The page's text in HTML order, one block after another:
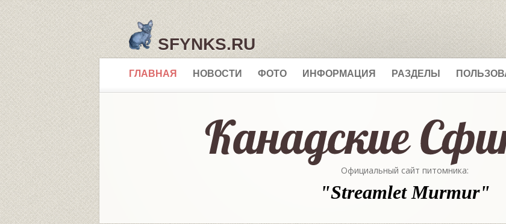
SFYNKS.RU
ГЛАВНАЯ НОВОСТИ ФОТО ИНФОРМАЦИЯ РАЗДЕЛЫ
Официальный сайт питомника:
"Streamlet Murmur"